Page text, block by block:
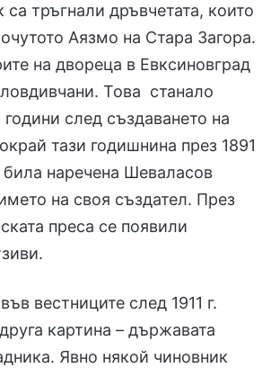
са тръгнали дръвчетата, които
Аязмо на Стара Загора.
на двореца в Евксиновград
Това станало
след създаването на
тази годишнина през 1891
била наречена Шеваласов
на своя създател. През
преса се появили
вестниците след 1911 г.
картина – държавата
Явно някой чиновник